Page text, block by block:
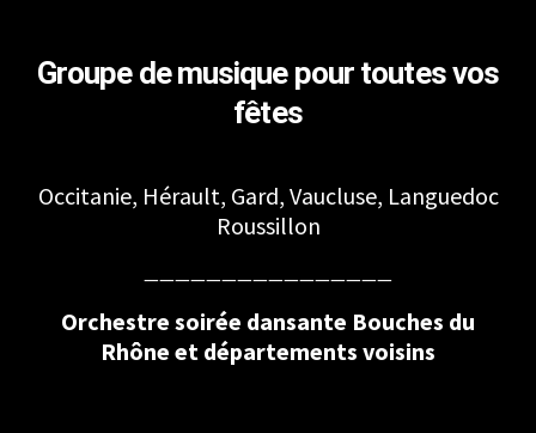
Groupe de musique pour toutes vos
fêtes
Occitanie, Hérault, Gard, Vaucluse, Languedoc
Roussillon
————————————————
Orchestre soirée dansante Bouches du
Rhône et départements voisins